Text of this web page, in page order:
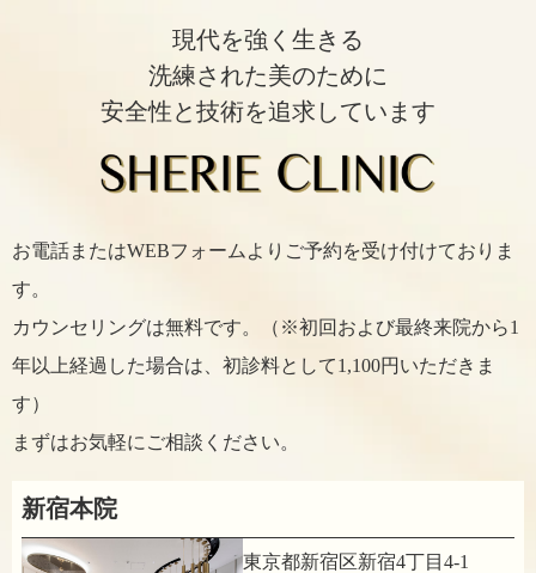
現代を強く生きる
洗練された美のために
安全性と技術を追求しています
お電話またはWEBフォームよりご予約を受け付けておりま
す。
カウンセリングは無料です。（※初回および最終来院から1
年以上経過した場合は、初診料として1,100円いただきま
す）
まずはお気軽にご相談ください。
新宿本院
東京都新宿区新宿4丁目4-1